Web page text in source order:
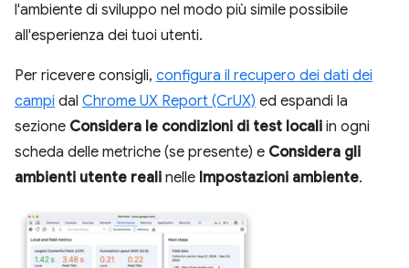
l'ambiente di sviluppo nel modo più simile possibile
all'esperienza dei tuoi utenti.
Per ricevere consigli, configura il recupero dei dati dei
campi dal Chrome UX Report (CrUX) ed espandi la
sezione Considera le condizioni di test locali in ogni
scheda delle metriche (se presente) e Considera gli
ambienti utente reali nelle Impostazioni ambiente.